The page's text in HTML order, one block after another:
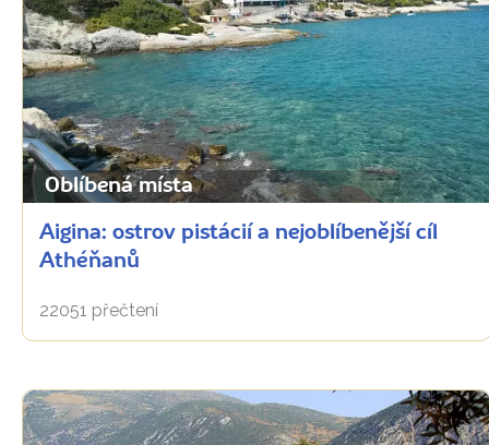
Oblíbená místa
Aigina: ostrov pistácií a nejoblíbenější cíl
Athéňanů
22051 přečtení